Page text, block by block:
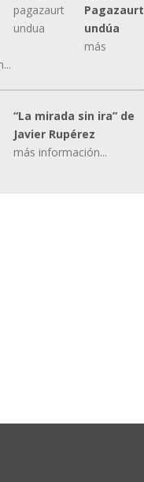
Pagazaurt
undúa
más
“La mirada sin ira” de
Javier Rupérez
más información...